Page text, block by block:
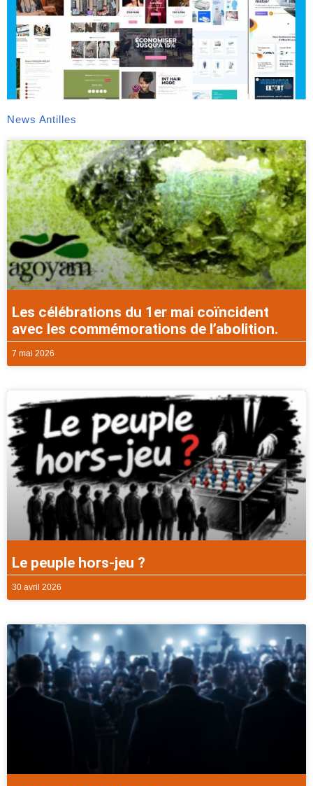
News Antilles
Les célébrations du 1er mai coïncident
avec les commémorations de l’abolition.
7 mai 2026
Le peuple hors-jeu ?
30 avril 2026